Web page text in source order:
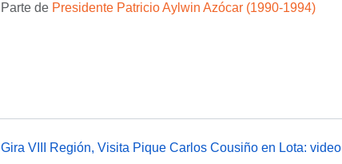
Parte de Presidente Patricio Aylwin Azócar (1990-1994)
Gira VIII Región, Visita Pique Carlos Cousiño en Lota: video